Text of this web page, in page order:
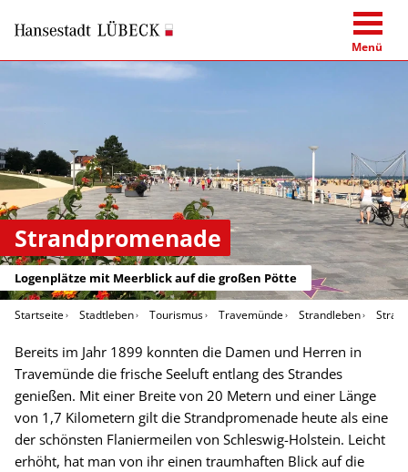
Menü
Strandpromenade
Logenplätze mit Meerblick auf die großen Pötte
Startseite Stadtleben Tourismus Travemünde Strandleben
Bereits im Jahr 1899 konnten die Damen und Herren in
Travemünde die frische Seeluft entlang des Strandes
genießen. Mit einer Breite von 20 Metern und einer Länge
von 1,7 Kilometern gilt die Strandpromenade heute als eine
der schönsten Flaniermeilen von Schleswig-Holstein. Leicht
erhöht, hat man von ihr einen traumhaften Blick auf die